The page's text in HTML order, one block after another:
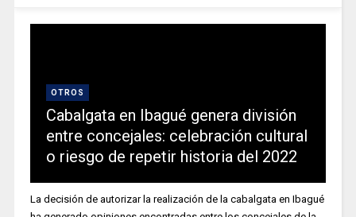
OTROS
Cabalgata en Ibagué genera división
entre concejales: celebración cultural
o riesgo de repetir historia del 2022
La decisión de autorizar la realización de la cabalgata en Ibagué